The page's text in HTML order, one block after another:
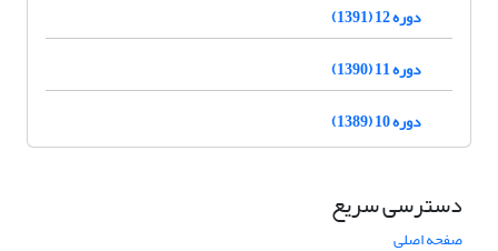
دوره 12 (1391)
دوره 11 (1390)
دوره 10 (1389)
دسترسی سریع
صفحه اصلی